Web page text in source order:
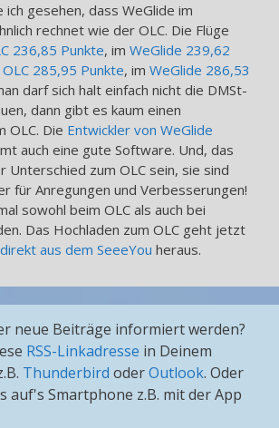
ich gesehen, dass WeGlide im
rechnet wie der OLC. Die Flüge
236,85 Punkte, im WeGlide 239,62
OLC 285,95 Punkte, im WeGlide 286,53
darf sich halt einfach nicht die DMSt-
dann gibt es kaum einen
OLC. Die Entwickler von WeGlide
auch eine gute Software. Und, das
Unterschied zum OLC sein, sie sind
für Anregungen und Verbesserungen!
sowohl beim OLC als auch bei
Das Hochladen zum OLC geht jetzt
direkt aus dem SeeeYou heraus.
neue Beiträge informiert werden?
RSS-Linkadresse in Deinem
Thunderbird oderOutlook. Oder
auf's Smartphone z.B. mit der App